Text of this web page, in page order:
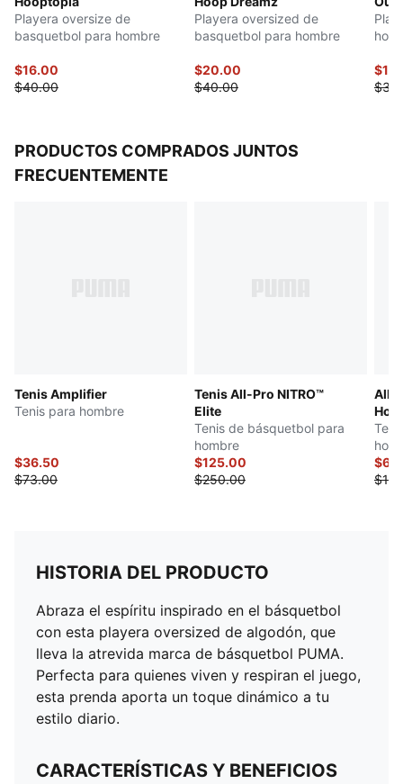
Playera oversize de
basquetbol para hombre
$16.00
$40.00
Playera oversized de
basquetbol para hombre
$20.00
$40.00
PRODUCTOS COMPRADOS JUNTOS
FRECUENTEMENTE
Tenis Amplifier
Tenis para hombre
$36.50
$73.00
Tenis All-Pro NITRO™
Elite
Tenis de básquetbol para
hombre
$125.00
$250.00
All-
HISTORIA DEL PRODUCTO
Abraza el espíritu inspirado en el básquetbol
con esta playera oversized de algodón, que
lleva la atrevida marca de básquetbol PUMA.
Perfecta para quienes viven y respiran el juego,
esta prenda aporta un toque dinámico a tu
estilo diario.
CARACTERÍSTICAS Y BENEFICIOS